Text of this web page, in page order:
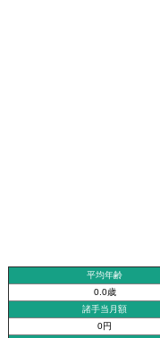
平均年齢
0.0歳
諸手当月額
0円